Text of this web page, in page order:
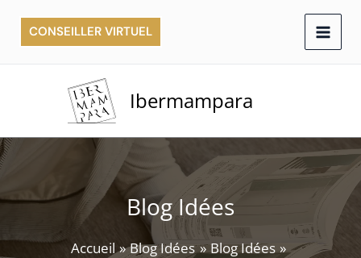
CONSEILLER VIRTUEL
Ibermampara
Blog Idées
Accueil Blog Idées
Blog Idées